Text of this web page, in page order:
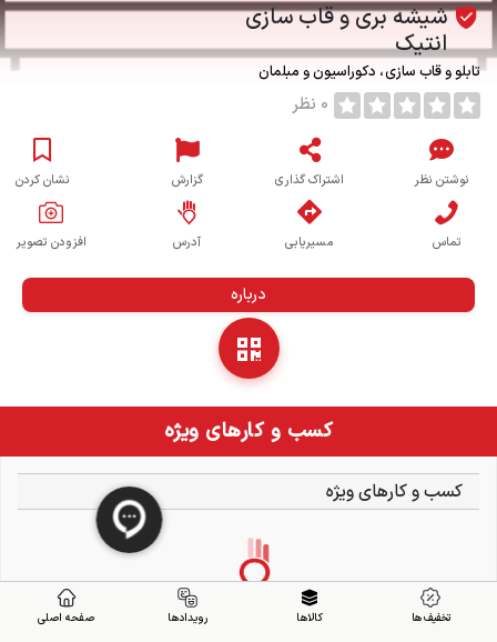
شیشه بری و قاب سازی
انتیک
تابلو و قاب سازی دکوراسیون و مبلمان
0 نظر
نوشتن نظر اشتراک گذاری گزارش نشان کردن
تماس مسیریابی آدرس افزودن تصویر
درباره
کسب و کارهای ویژه
کسب و کارهای ویژه
تخفیف ها کالاها رویدادها صفحه اصلی